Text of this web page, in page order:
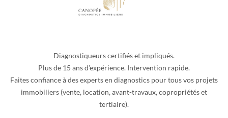
Diagnostiqueurs certifiés et impliqués.
Plus de 15 ans d’expérience. Intervention rapide.
Faites confiance à des experts en diagnostics pour tous vos projets
immobiliers (vente, location, avant-travaux, copropriétés et
tertiaire).